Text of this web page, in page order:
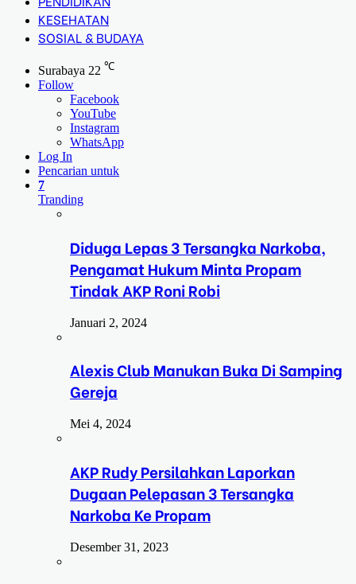
KESEHATAN
SOSIAL & BUDAYA
Surabaya 22 ℃
Follow
Facebook
YouTube
Instagram
WhatsApp
Log In
Pencarian untuk
7
Tranding
Diduga Lepas 3 Tersangka Narkoba,
Pengamat Hukum Minta Propam
Tindak AKP Roni Robi
Januari 2, 2024
Alexis Club Manukan Buka Di Samping
Gereja
Mei 4, 2024
AKP Rudy Persilahkan Laporkan
Dugaan Pelepasan 3 Tersangka
Narkoba Ke Propam
Desember 31, 2023